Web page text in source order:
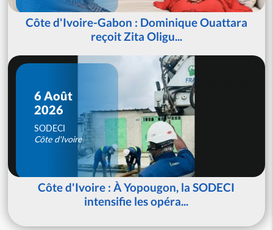
Côte d'Ivoire-Gabon : Dominique Ouattara
reçoit Zita Oligu...
6 Août
2026
SODECI
Côte d'Ivoire
Côte d'Ivoire : À Yopougon, la SODECI
intensifie les opéra...